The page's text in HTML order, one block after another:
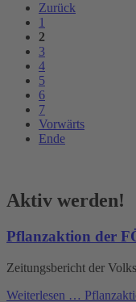
Zurück
1
2
3
4
5
6
7
Vorwärts
Ende
Aktiv werden!
Pflanzaktion der
Zeitungsbericht der
Weiterlesen …